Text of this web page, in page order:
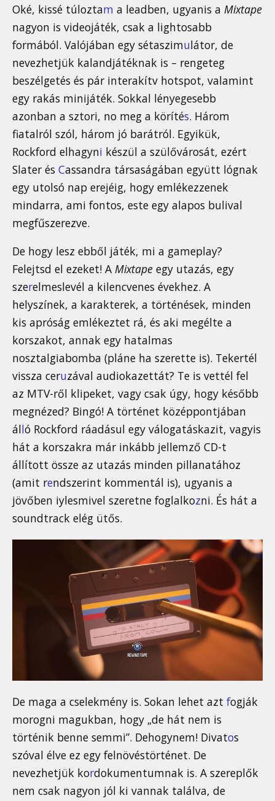
Oké, kissé túloztam a leadben, ugyanis a Mixtape
nagyon is videojáték, csak a lightosabb
formából. Valójában egy sétaszimulátor, de
nevezhetjük kalandjátéknak is – rengeteg
beszélgetés és pár interakítv hotspot, valamint
egy rakás minijáték. Sokkal lényegesebb
azonban a sztori, no meg a körítés. Három
fiatalról szól, három jó barátról. Egyikük,
Rockford elhagyni készül a szülővárosát, ezért
Slater és Cassandra társaságában együtt lógnak
egy utolsó nap erejéig, hogy emlékezzenek
mindarra, ami fontos, este egy alapos bulival
megfűszerezve.
De hogy lesz ebből játék, mi a gameplay?
Felejtsd el ezeket! A Mixtape egy utazás, egy
szerelmeslevél a kilencvenes évekhez. A
helyszínek, a karakterek, a történések, minden
kis apróság emlékeztet rá, és aki megélte a
korszakot, annak egy hatalmas
nosztalgiabomba (pláne ha szerette is). Tekertél
vissza ceruzával audiokazettát? Te is vettél fel
az MTV-ről klipeket, vagy csak úgy, hogy később
megnézed? Bingó! A történet középpontjában
álló Rockford ráadásul egy válogatáskazit, vagyis
hát a korszakra már inkább jellemző CD-t
állított össze az utazás minden pillanatához
(amit rendszerint kommentál is), ugyanis a
jövőben iylesmivel szeretne foglalkozni. És hát a
soundtrack elég ütős.
De maga a cselekmény is. Sokan lehet azt fogják
morogni magukban, hogy „de hát nem is
történik benne semmi”. Dehogynem! Divatos
szóval élve ez egy felnövéstörténet. De
nevezhetjük kordokumentumnak is. A szereplők
nem csak nagyon jól ki vannak találva, de